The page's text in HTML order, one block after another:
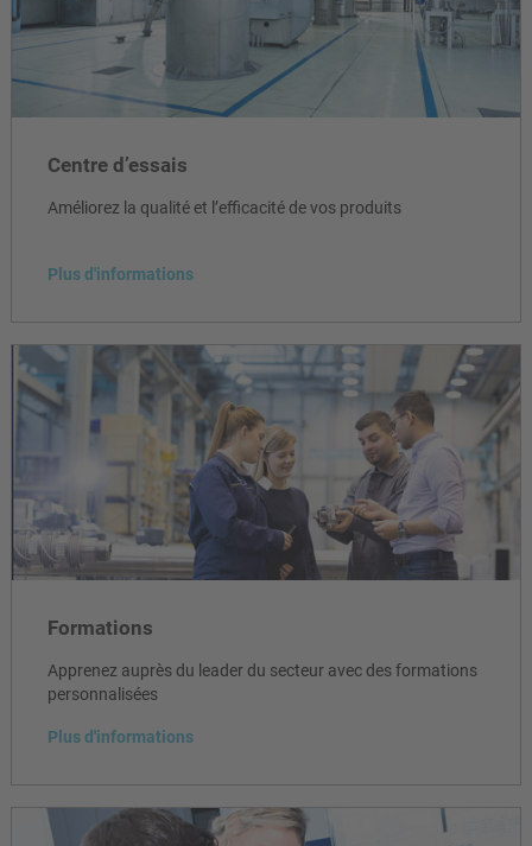
Centre d’essais
Améliorez la qualité et l’efficacité de vos produits
Plus d'informations
Formations
Apprenez auprès du leader du secteur avec des formations
personnalisées
Plus d'informations